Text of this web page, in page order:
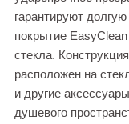
гарантируют
покрытие
стекла.
расположен на
и другие
душевого